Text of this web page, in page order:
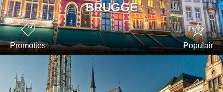
BRUGGE
Promoties Populair